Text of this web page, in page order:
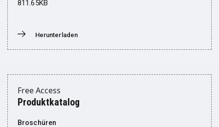
811.65KB
Herunterladen
Free Access
Produktkatalog
Broschüren